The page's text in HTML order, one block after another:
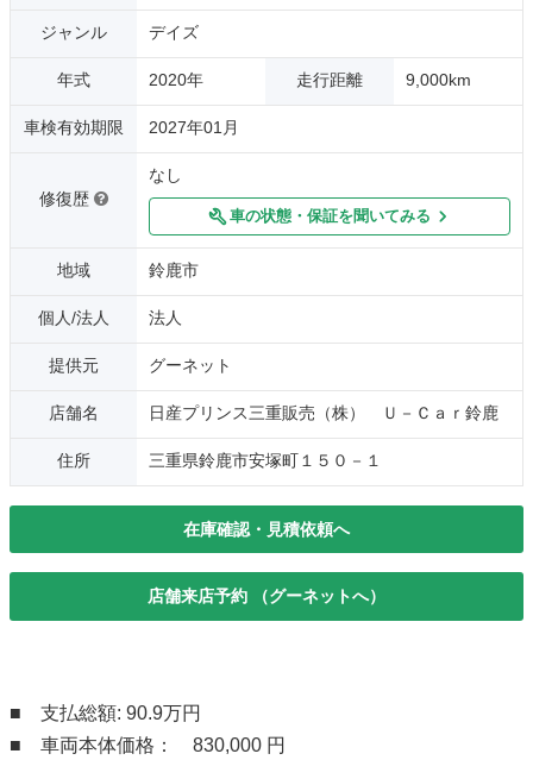
ジャンル デイズ
年式 2020年 走行距離 9,000km
車検有効期限 2027年01月
修復歴
なし
車の状態・保証を聞いてみる
地域 鈴鹿市
個人/法人 法人
提供元 グーネット
店舗名 日産プリンス三重販売（株） Ｕ－Ｃａｒ鈴鹿
住所 三重県鈴鹿市安塚町１５０－１
在庫確認・見積依頼へ
店舗来店予約 （グーネットへ）
■ 支払総額: 90.9万円
■ 車両本体価格： 830,000 円